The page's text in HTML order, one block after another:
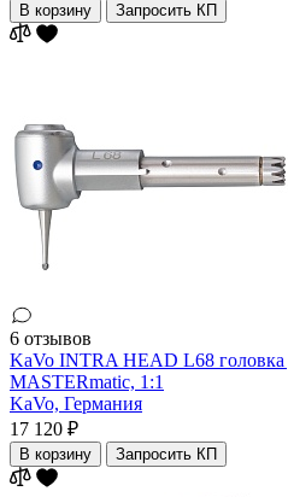
В корзину Запросить КП
6 отзывов
KaVo INTRA HEAD L68 головка
MASTERmatic, 1:1
KaVo, Германия
17 120 ₽
В корзину Запросить КП